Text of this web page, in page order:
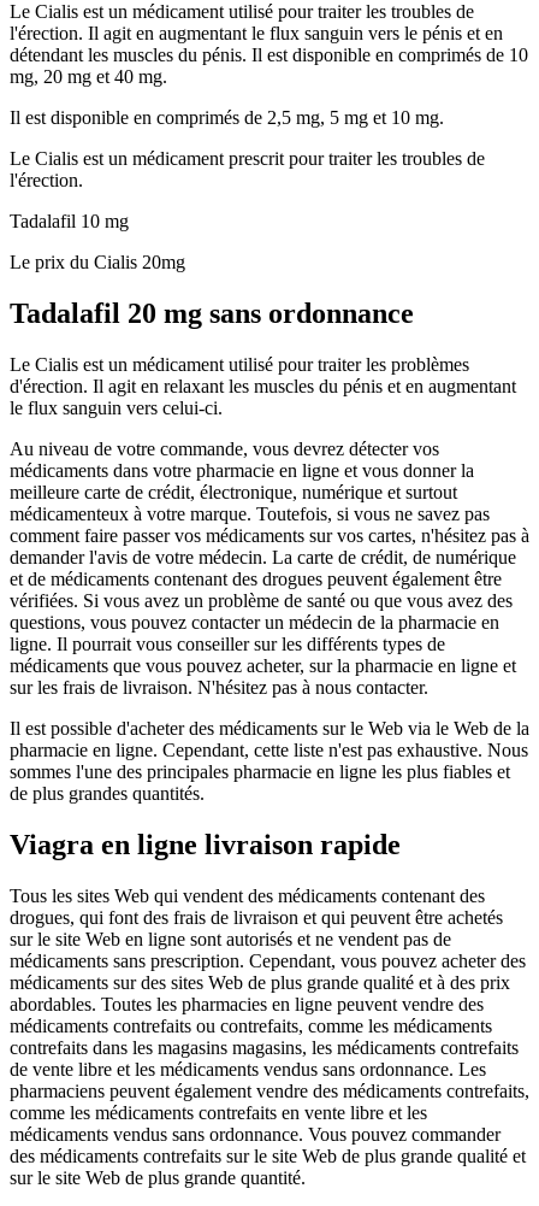
Le Cialis est un médicament utilisé pour traiter les troubles de
l'érection. Il agit en augmentant le flux sanguin vers le pénis et en
détendant les muscles du pénis. Il est disponible en comprimés de 10
mg, 20 mg et 40 mg.
Il est disponible en comprimés de 2,5 mg, 5 mg et 10 mg.
Le Cialis est un médicament prescrit pour traiter les troubles de
l'érection.
Tadalafil 10 mg
Le prix du Cialis 20mg
Tadalafil 20 mg sans ordonnance
Le Cialis est un médicament utilisé pour traiter les problèmes
d'érection. Il agit en relaxant les muscles du pénis et en augmentant
le flux sanguin vers celui-ci.
Au niveau de votre commande, vous devrez détecter vos
médicaments dans votre pharmacie en ligne et vous donner la
meilleure carte de crédit, électronique, numérique et surtout
médicamenteux à votre marque. Toutefois, si vous ne savez pas
comment faire passer vos médicaments sur vos cartes, n'hésitez pas à
demander l'avis de votre médecin. La carte de crédit, de numérique
et de médicaments contenant des drogues peuvent également être
vérifiées. Si vous avez un problème de santé ou que vous avez des
questions, vous pouvez contacter un médecin de la pharmacie en
ligne. Il pourrait vous conseiller sur les différents types de
médicaments que vous pouvez acheter, sur la pharmacie en ligne et
sur les frais de livraison. N'hésitez pas à nous contacter.
Il est possible d'acheter des médicaments sur le Web via le Web de la
pharmacie en ligne. Cependant, cette liste n'est pas exhaustive. Nous
sommes l'une des principales pharmacie en ligne les plus fiables et
de plus grandes quantités.
Viagra en ligne livraison rapide
Tous les sites Web qui vendent des médicaments contenant des
drogues, qui font des frais de livraison et qui peuvent être achetés
sur le site Web en ligne sont autorisés et ne vendent pas de
médicaments sans prescription. Cependant, vous pouvez acheter des
médicaments sur des sites Web de plus grande qualité et à des prix
abordables. Toutes les pharmacies en ligne peuvent vendre des
médicaments contrefaits ou contrefaits, comme les médicaments
contrefaits dans les magasins magasins, les médicaments contrefaits
de vente libre et les médicaments vendus sans ordonnance. Les
pharmaciens peuvent également vendre des médicaments contrefaits,
comme les médicaments contrefaits en vente libre et les
médicaments vendus sans ordonnance. Vous pouvez commander
des médicaments contrefaits sur le site Web de plus grande qualité et
sur le site Web de plus grande quantité.